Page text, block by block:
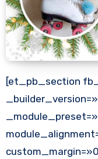
[et_pb_section fb_built=»1″